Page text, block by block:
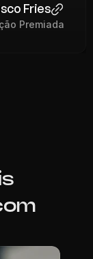
Fries
Premiada